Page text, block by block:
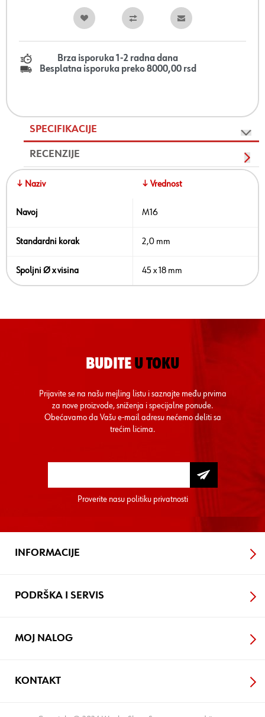
Brza isporuka 1-2 radna dana
Besplatna isporuka preko 8000,00 rsd
SPECIFIKACIJE
RECENZIJE
↓ Naziv ↓ Vrednost
Navoj M16
Standardni korak 2,0 mm
Spoljni Ø x visina 45 x 18 mm
BUDITE U TOKU
Prijavite se na našu mejling listu i saznajte među prvima
za nove proizvode, sniženja i specijalne ponude.
Obećavamo da Vašu e-mail adresu nećemo deliti sa
trećim licima.
Proverite nasu politiku privatnosti
INFORMACIJE
PODRŠKA I SERVIS
MOJ NALOG
KONTAKT